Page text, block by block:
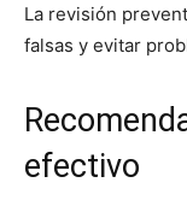
La revisión
falsas y evitar
efectivo